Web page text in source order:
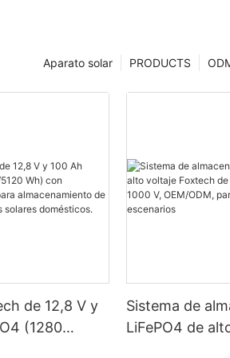
PRODUCTS
Aparato solar
de 12,8 V y
(1280
Sistema de
LiFePO4 de